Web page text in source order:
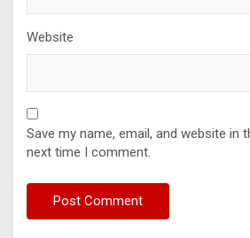
Website
Save my name, email, and website in
next time I comment.